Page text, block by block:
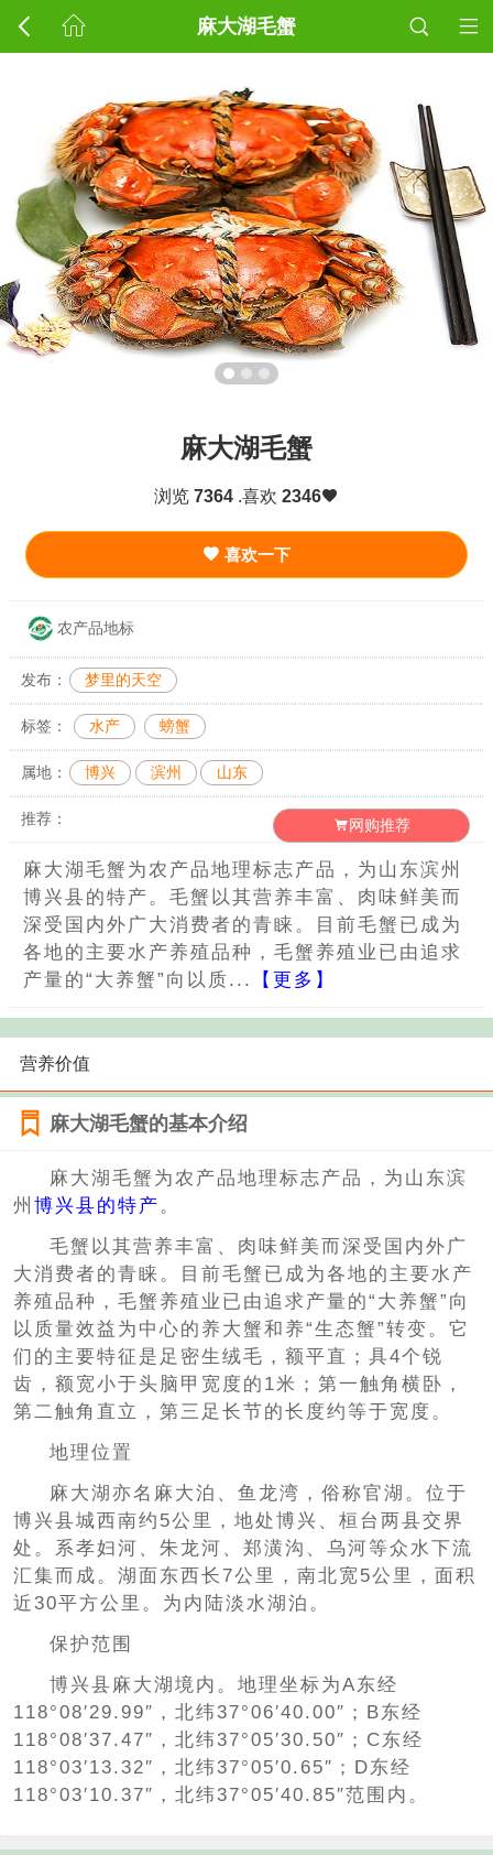
麻大湖毛蟹
麻大湖毛蟹
浏览 7364 .喜欢 2346
喜欢一下
农产品地标
发布： 梦里的天空
标签： 水产 螃蟹
属地： 博兴 滨州 山东
推荐： 网购推荐
麻大湖毛蟹为农产品地理标志产品，为山东滨州
博兴县的特产。毛蟹以其营养丰富、肉味鲜美而
深受国内外广大消费者的青睐。目前毛蟹已成为
各地的主要水产养殖品种，毛蟹养殖业已由追求
产量的“大养蟹”向以质...
【更多】
营养价值
麻大湖毛蟹的基本介绍
麻大湖毛蟹为农产品地理标志产品，为山东滨
州 博兴县的特产。
毛蟹以其营养丰富、肉味鲜美而深受国内外广
大消费者的青睐。目前毛蟹已成为各地的主要水产
养殖品种，毛蟹养殖业已由追求产量的“大养蟹”向
以质量效益为中心的养大蟹和养“生态蟹”转变。它
们的主要特征是足密生绒毛，额平直；具4个锐
齿，额宽小于头脑甲宽度的1米；第一触角横卧，
第二触角直立，第三足长节的长度约等于宽度。
地理位置
麻大湖亦名麻大泊、鱼龙湾，俗称官湖。位于
博兴县城西南约5公里，地处博兴、桓台两县交界
处。系孝妇河、朱龙河、郑潢沟、乌河等众水下流
汇集而成。湖面东西长7公里，南北宽5公里，面积
近30平方公里。为内陆淡水湖泊。
保护范围
博兴县麻大湖境内。地理坐标为A东经
118°08′29.99″，北纬37°06′40.00″；B东经
118°08′37.47″，北纬37°05′30.50″；C东经
118°03′13.32″，北纬37°05′0.65″；D东经
118°03′10.37″，北纬37°05′40.85″范围内。